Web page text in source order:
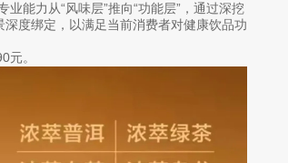
能力从“风味层”推向“功能层”，通过深挖
度绑定，以满足当前消费者对健康饮品功
元。